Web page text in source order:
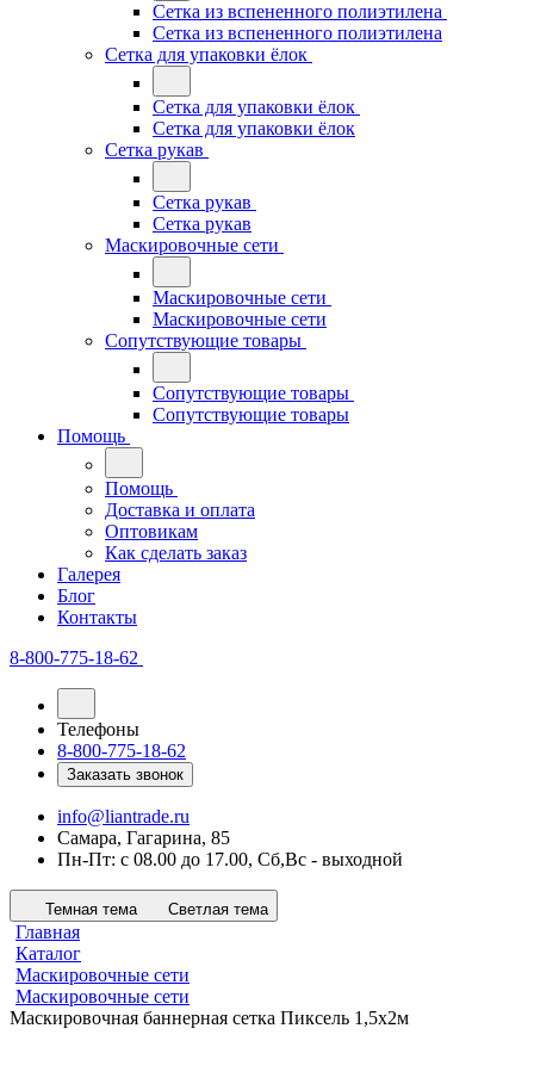
Сетка из вспененного полиэтилена
Сетка из вспененного полиэтилена
Сетка для упаковки ёлок
Сетка для упаковки ёлок
Сетка для упаковки ёлок
Сетка рукав
Сетка рукав
Сетка рукав
Маскировочные сети
Маскировочные сети
Маскировочные сети
Сопутствующие товары
Сопутствующие товары
Сопутствующие товары
Помощь
Помощь
Доставка и оплата
Оптовикам
Как сделать заказ
Галерея
Блог
Контакты
8-800-775-18-62
Телефоны
8-800-775-18-62
Заказать звонок
info@liantrade.ru
Самара, Гагарина, 85
Пн-Пт: c 08.00 до 17.00, Cб,Вс - выходной
Темная тема Светлая тема
Главная
Каталог
Маскировочные сети
Маскировочные сети
Маскировочная баннерная сетка Пиксель 1,5х2м